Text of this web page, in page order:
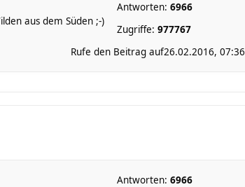
aus dem Süden ;-)
Antworten: 6966
Zugriffe: 977767
26.02.2016, 07:36
Rufe den Beitrag auf
Antworten: 6966